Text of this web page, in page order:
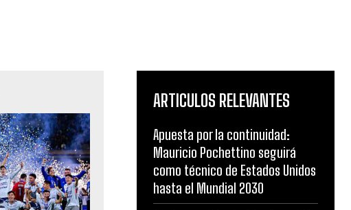
ARTICULOS RELEVANTES
Apuesta por la continuidad:
Mauricio Pochettino seguirá
como técnico de Estados Unidos
hasta el Mundial 2030